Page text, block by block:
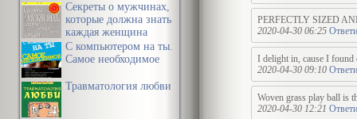
Секреты о мужчинах,
которые должна знать
каждая женщина
С компьютером на ты.
Самое необходимое
Травматология любви
PERFECTLY SIZED
2020-04-30 06:25
I delight in, cause I found
2020-04-30 09:10
Woven grass play ball is
2020-04-30 12:21